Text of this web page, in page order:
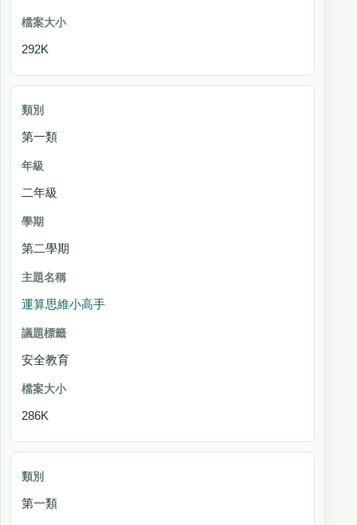
292K
第一類
二年級
第二學期
運算思維小高手
安全教育
286K
第一類